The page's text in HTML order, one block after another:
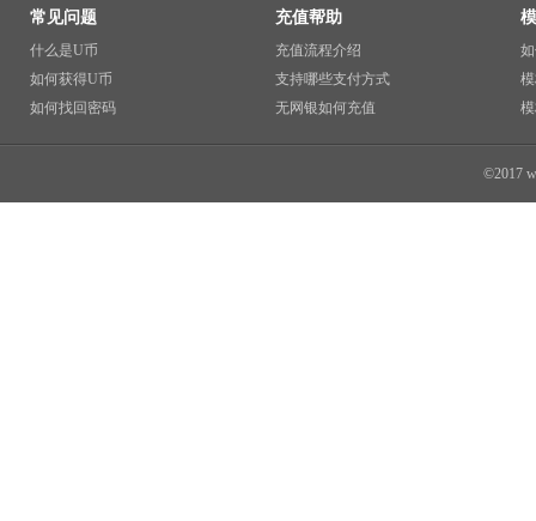
常见问题
什么是U币
如何获得U币
如何找回密码
充值帮助
充值流程介绍
支持哪些支付方式
无网银如何充值
©2017